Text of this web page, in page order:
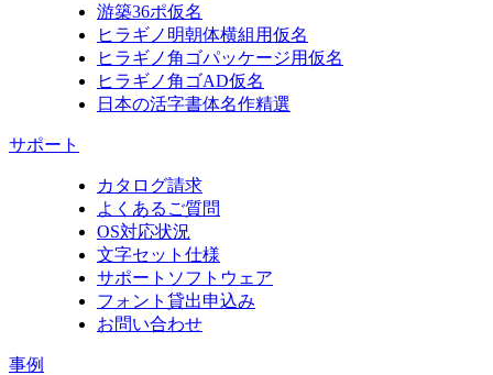
游築36ポ仮名
ヒラギノ明朝体横組用仮名
ヒラギノ角ゴパッケージ用仮名
ヒラギノ角ゴAD仮名
日本の活字書体名作精選
サポート
カタログ請求
よくあるご質問
OS対応状況
文字セット仕様
サポートソフトウェア
フォント貸出申込み
お問い合わせ
事例